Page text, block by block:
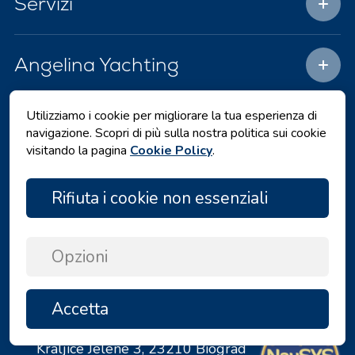
Angelina Yachting
Hai bisogno di aiuto?
+385 23 385 293
Orario di lavoro:
Lun - Ven 08:00 - 16:00
info@angelina.hr
Per qualsiasi domanda
Angelina Tours d.o.o.
Kraljice Jelene 3, 23210 Biograd
Utilizziamo i cookie per migliorare la tua esperienza di
navigazione. Scopri di più sulla nostra politica sui cookie
visitando la pagina Cookie Policy.
Rifiuta i cookie non essenziali
Opzioni
Accetta